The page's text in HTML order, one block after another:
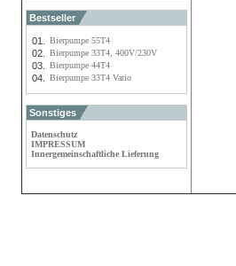
Bestseller
01. Bierpumpe 55T4
02. Bierpumpe 33T4, 400V/230V
03. Bierpumpe 44T4
04. Bierpumpe 33T4 Vario
Sonstiges
Datenschutz
IMPRESSUM
Innergemeinschaftliche Lieferung